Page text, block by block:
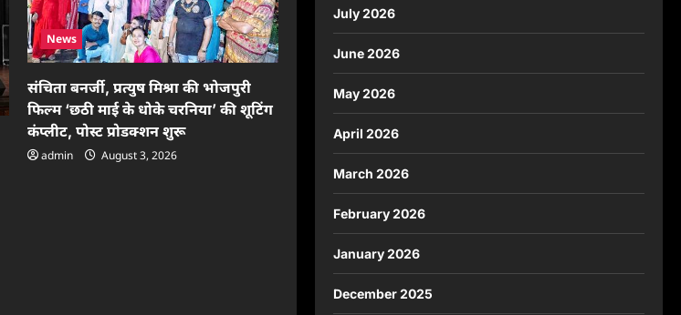
News
संचिता बनर्जी, प्रत्युष मिश्रा की भोजपुरी
फिल्म ‘छठी माई के धोके चरनिया’ की शूटिंग
कंप्लीट, पोस्ट प्रोडक्शन शुरू
admin August 3, 2026
July 2026
June 2026
May 2026
April 2026
March 2026
February 2026
January 2026
December 2025